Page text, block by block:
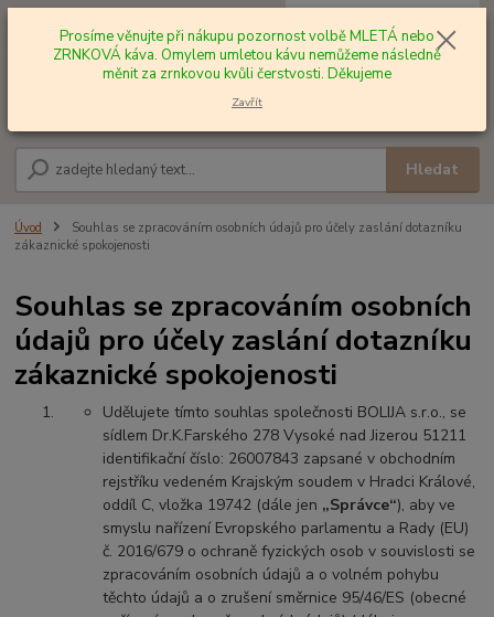
Hledat
+420 602 577 209 za0,00 Kč
Úvod
Souhlas se zpracováním osobních údajů pro účely zaslání dotazníku
zákaznické spokojenosti
Souhlas se zpracováním osobních
údajů pro účely zaslání dotazníku
zákaznické spokojenosti
Udělujete tímto souhlas společnosti BOLIJA s.r.o., se
sídlem Dr.K.Farského 278 Vysoké nad Jizerou 51211
identifikační číslo: 26007843 zapsané v obchodním
rejstříku vedeném Krajským soudem v Hradci Králové,
oddíl C, vložka 19742 (dále jen „Správce“), aby ve
smyslu nařízení Evropského parlamentu a Rady (EU)
č. 2016/679 o ochraně fyzických osob v souvislosti se
zpracováním osobních údajů a o volném pohybu
těchto údajů a o zrušení směrnice 95/46/ES (obecné
Prosíme věnujte při nákupu pozornost volbě MLETÁ nebo
ZRNKOVÁ káva. Omylem umletou kávu nemůžeme následně
měnit za zrnkovou kvůli čerstvosti. Děkujeme
Zavřít